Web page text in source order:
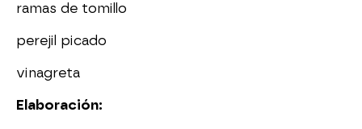
ramas de tomillo
perejil picado
vinagreta
Elaboración: